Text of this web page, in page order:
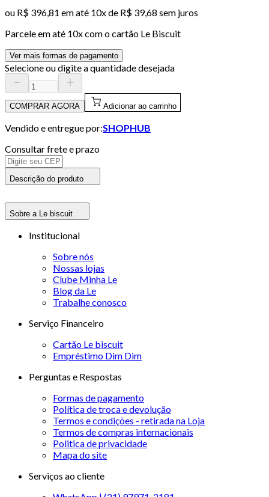
ou R$ 396,81 em até 10x de R$ 39,68 sem juros
Parcele em até 10x com o cartão Le Biscuit
Ver mais formas de pagamento
Selecione ou digite a quantidade desejada
COMPRAR AGORA Adicionar ao carrinho
Vendido e entregue por:SHOPHUB
Consultar frete e prazo
Descrição do produto
Sobre a Le biscuit
Institucional
Sobre nós
Nossas lojas
Clube Minha Le
Blog da Le
Trabalhe conosco
Serviço Financeiro
Cartão Le biscuit
Empréstimo Dim Dim
Perguntas e Respostas
Formas de pagamento
Política de troca e devolução
Termos e condições - retirada na Loja
Termos de compras internacionais
Politica de privacidade
Mapa do site
Serviços ao cliente